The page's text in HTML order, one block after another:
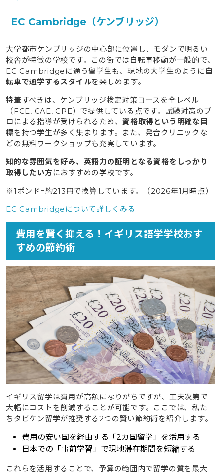
EC Cambridge（ケンブリッジ）
大学都市ケンブリッジの中心部に位置し、モダンで明るい
校舎が特徴の学校です。この街では自転車移動が一般的で、
EC Cambridgeに通う留学生も、現地の大学生のように 自
転車で通学するスタイルを楽しめます。
特筆すべきは、ケンブリッジ検定対策コースを全レベル
（FCE, CAE, CPE）で提供している点です。試験対策のプ
ロによる指導が受けられるため、資格取得という明確な目
標を持つ学生が多く集まります。また、発音クリニックな
どの無料ワークショップも充実しています。
知的な雰囲気を好み、英語力の証明となる資格をしっかり
取得したい方におすすめの学校です。
※1ポンド=約213円で換算しています。（2026年1月時点）
EC Cambridgeについて詳しくみる
費用を賢く抑える！イギリス語学学校おす
すめの節約術
イギリス留学は費用が高額になりがちですが、工夫次第で
大幅にコストを削減することが可能です。ここでは、私た
ちタビケン留学が推奨する2つの賢い節約術を紹介します。
費用の安い国を経由する「2カ国留学」を活用する
日本での「事前学習」で現地滞在期間を短縮する
これらを活用することで、予算の範囲内で留学の質を最大